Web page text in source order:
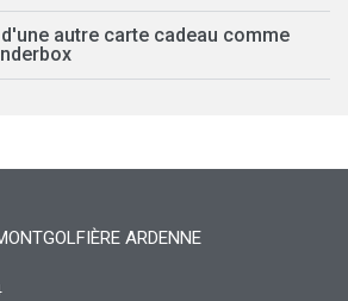
autre carte cadeau comme
ARDENNE